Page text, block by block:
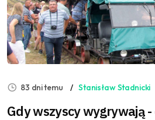
83 dni temu Stanisław Stadnicki
Gdy wszyscy wygrywają